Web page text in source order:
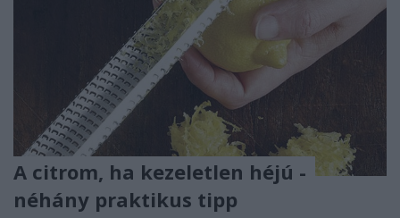
A citrom, ha kezeletlen héjú -
néhány praktikus tipp